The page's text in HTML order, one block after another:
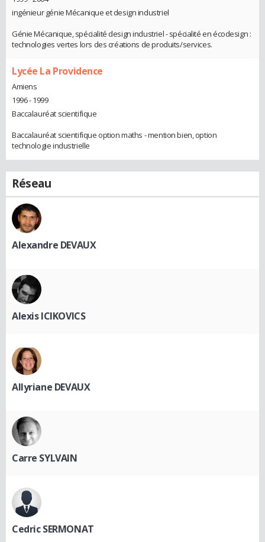
ingénieur génie Mécanique et design industriel
Génie Mécanique, spécialité design industriel - spécialité en écodesign :
technologies vertes lors des créations de produits/services.
Lycée La Providence
Amiens
1996 - 1999
Baccalauréat scientifique
Baccalauréat scientifique option maths - mention bien, option
technologie industrielle
Réseau
Alexandre DEVAUX
Alexis ICIKOVICS
Allyriane DEVAUX
Carre SYLVAIN
Cedric SERMONAT